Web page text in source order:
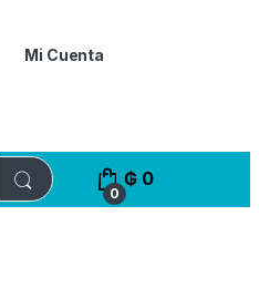
Mi Cuenta
0
₲ 0